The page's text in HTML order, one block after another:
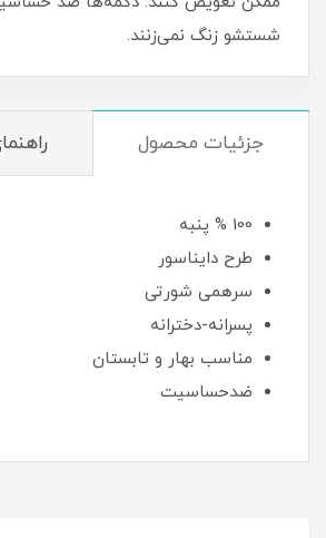
شستشو زنگ نمی‌زنند.
جزئیات محصول
100 % پنبه
طرح دایناسور
سرهمی شورتی
پسرانه-دخترانه
مناسب بهار و تابستان
ضدحساسیت